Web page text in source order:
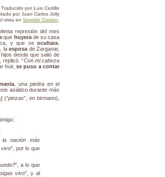
Traducido por Luis Cedillo
por Juan Carlos Jolly
vista en Sentido Común
represión del mes
que huyerade su casa
y que se ocultara
laesposa de Zarganar,
desde que salió de
replicó. “Con mi cabeza
huir, se puso a contar
, una piedra en el
asiático durante más
] (“pinzas”, en birmano),
la nación más
vivo", por lo que
", a lo que
vivo", y al